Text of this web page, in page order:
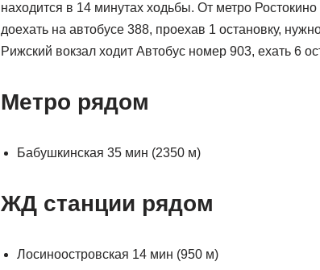
находится в 14 минутах ходьбы. От метро
доехать на автобусе 388, проехав 1 остановку,
Рижский вокзал ходит Автобус номер 903, ехать 6
Метро рядом
Бабушкинская 35 мин (2350 м)
ЖД станции рядом
Лосиноостровская 14 мин (950 м)